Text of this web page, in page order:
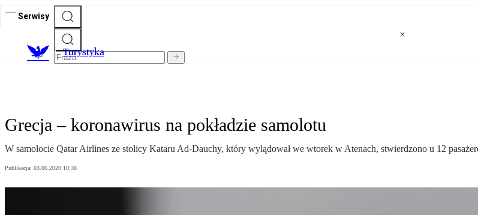
Serwisy
Turystyka
Grecja – koronawirus na pokładzie samolotu
W samolocie Qatar Airlines ze stolicy Kataru Ad-Dauchy, który wylądował we wtorek w Atenach, stwierdzono u 12
Publikacja: 03.06.2020 10:38